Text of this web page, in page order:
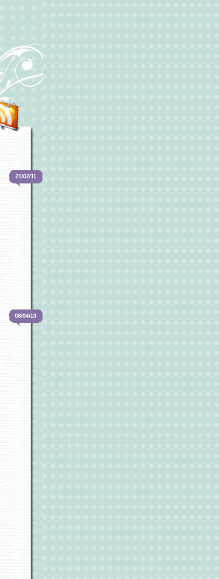
21/02/11
08/04/10